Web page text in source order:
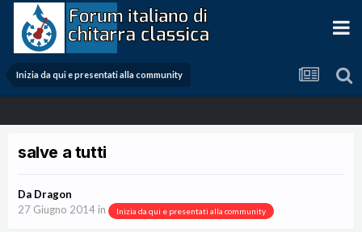
Inizia da qui e presentati alla community
salve a tutti
Da Dragon
27 Giugno 2014 in Inizia da qui e presentati alla community